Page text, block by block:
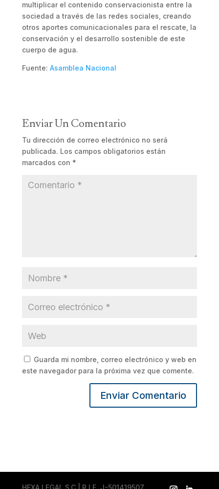
multiplicar el contenido conservacionista entre la
sociedad a través de las redes sociales, creando
otros aportes comunicacionales para el rescate, la
conservación y el desarrollo sostenible de este
cuerpo de agua.
Fuente: Asamblea Nacional
Enviar Un Comentario
Tu dirección de correo electrónico no será
publicada. Los campos obligatorios están
marcados con *
Guarda mi nombre, correo electrónico y web en
este navegador para la próxima vez que comente.
HEXA LEGAL S.C | R.I.F. J-501419507